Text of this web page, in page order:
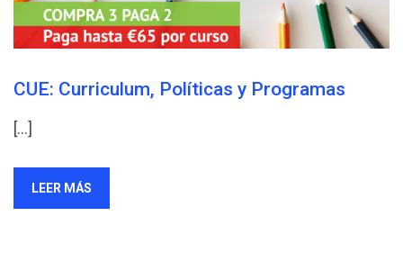
CUE: Curriculum, Políticas y Programas
[…]
LEER MÁS